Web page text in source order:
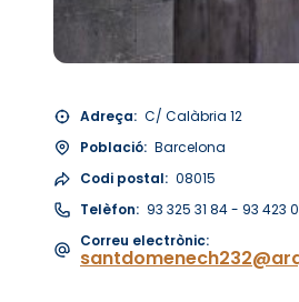
Adreça: C/ Calàbria 12
Població: Barcelona
Codi postal: 08015
Telèfon: 93 325 31 84 - 93 423
Correu electrònic: